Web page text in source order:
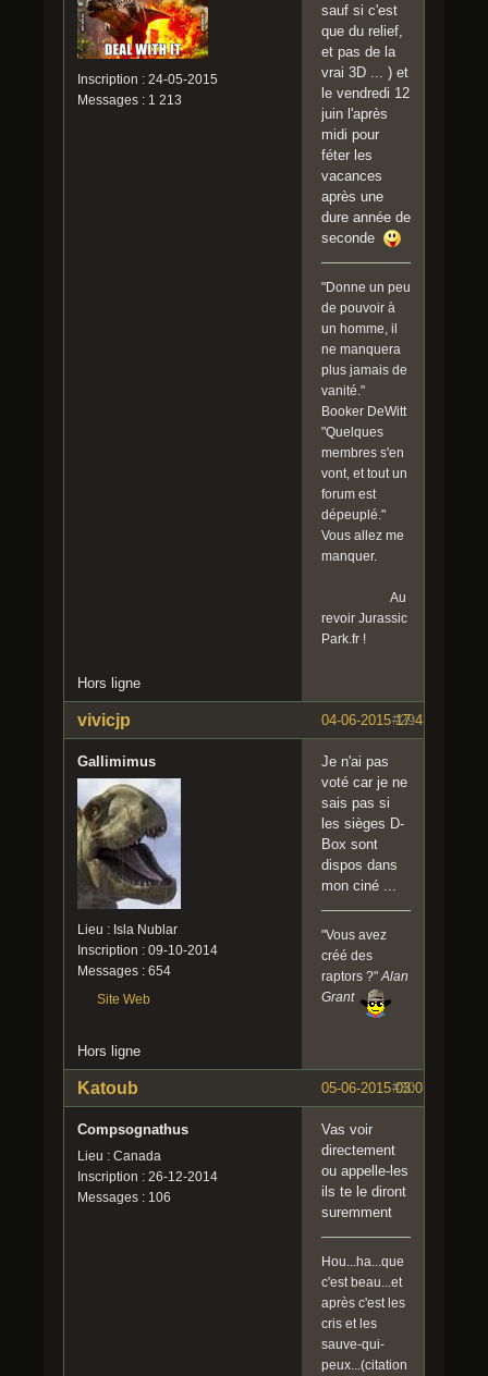
Inscription : 24-05-2015
Messages : 1 213
sauf si c'est
que du relief,
et pas de la
vrai 3D ... ) et
le vendredi 12
juin l'après
midi pour
féter les
vacances
après une
dure année de
seconde
"Donne un peu
de pouvoir à
un homme, il
ne manquera
plus jamais de
vanité."
Booker DeWitt
"Quelques
membres s'en
vont, et tout un
forum est
dépeuplé."
Vous allez me
manquer.
Au
revoir Jurassic
Park.fr !
Hors ligne
#29
04-06-2015 17:43:23
vivicjp
Gallimimus
Lieu : Isla Nublar
Inscription : 09-10-2014
Messages : 654
Site Web
Je n'ai pas
voté car je ne
sais pas si
les sièges D-
Box sont
dispos dans
mon ciné ...
"Vous avez
créé des
raptors ?" Alan
Grant
Hors ligne
#30
05-06-2015 03:07:20
Katoub
Compsognathus
Lieu : Canada
Inscription : 26-12-2014
Messages : 106
Vas voir
directement
ou appelle-les
ils te le diront
suremment
Hou...ha...que
c'est beau...et
après c'est les
cris et les
sauve-qui-
peux...(citation